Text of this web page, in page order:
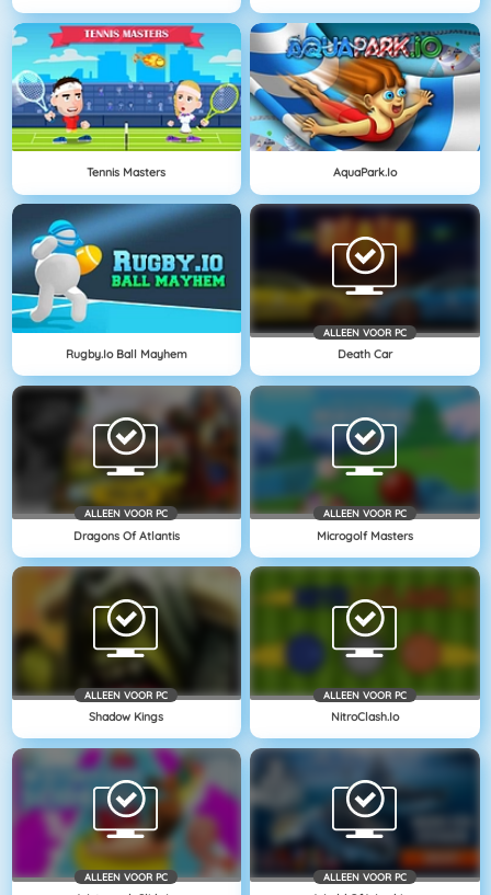
Tennis Masters AquaPark.io
Rugby.io Ball Mayhem
ALLEEN VOOR PC
Death Car
ALLEEN VOOR PC
Dragons Of Atlantis
ALLEEN VOOR PC
Microgolf Masters
ALLEEN VOOR PC
Shadow Kings
ALLEEN VOOR PC
NitroClash.io
ALLEEN VOOR PC ALLEEN VOOR PC